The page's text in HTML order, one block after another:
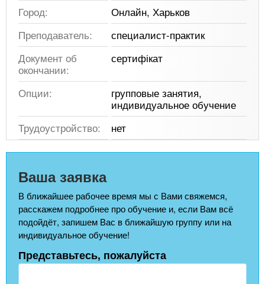
Город:
Онлайн, Харьков
Преподаватель:
специалист-практик
Документ об
окончании:
сертифікат
Опции:
групповые занятия,
индивидуальное обучение
Трудоустройство:
нет
Ваша заявка
В ближайшее рабочее время мы с Вами свяжемся,
расскажем подробнее про обучение и, если Вам всё
подойдёт, запишем Вас в ближайшую группу или на
индивидуальное обучение!
Представьтесь, пожалуйста